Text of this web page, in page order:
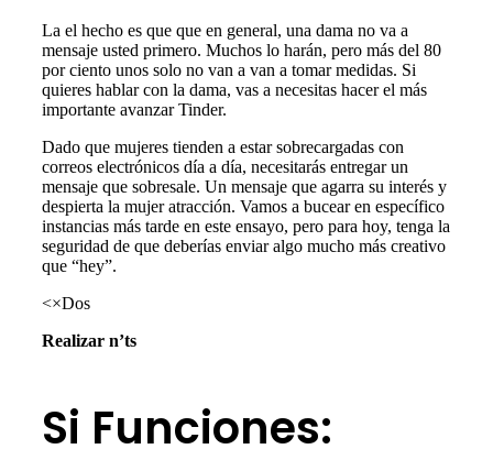
La el hecho es que que en general, una dama no va a
mensaje usted primero. Muchos lo harán, pero más del 80
por ciento unos solo no van a van a tomar medidas. Si
quieres hablar con la dama, vas a necesitas hacer el más
importante avanzar Tinder.
Dado que mujeres tienden a estar sobrecargadas con
correos electrónicos día a día, necesitarás entregar un
mensaje que sobresale. Un mensaje que agarra su interés y
despierta la mujer atracción. Vamos a bucear en específico
instancias más tarde en este ensayo, pero para hoy, tenga la
seguridad de que deberías enviar algo mucho más creativo
que “hey”.
<×Dos
Realizar n’ts
Si Funciones: